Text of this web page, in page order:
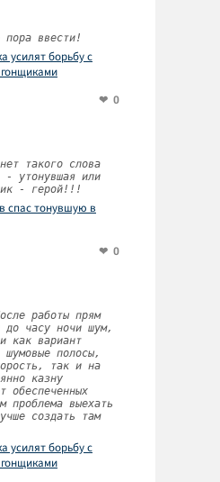
пора ввести!
усилят борьбу с
0
такого слова
- утонувшая или
- герой!!!
спас тонувшую в
0
работы прям
до часу ночи шум,
как вариант
полосы,
так и на
казну
обеспеченных
проблема выехать
создать там
усилят борьбу с